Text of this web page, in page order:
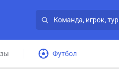
Футбол